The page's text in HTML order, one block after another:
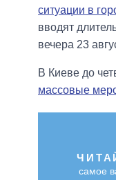
ситуации в
вводят
вечера 23
В Киеве до
массовые
самое